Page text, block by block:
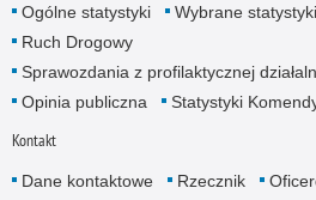
Ogólne statystyki Wybrane statystyki
Ruch Drogowy
Sprawozdania z profilaktycznej
Opinia publiczna
Statystyki
Kontakt
Dane kontaktowe Rzecznik